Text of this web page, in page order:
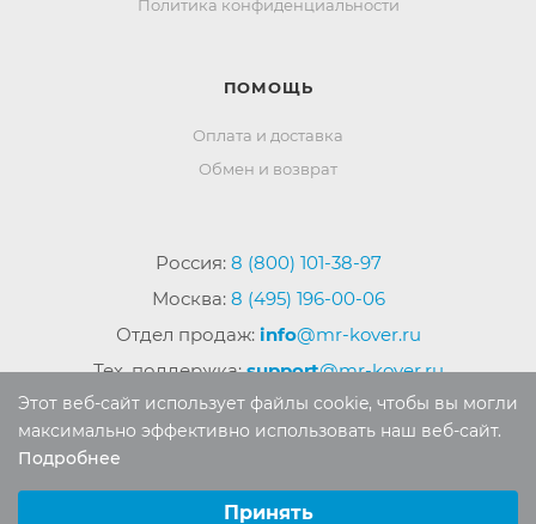
Политика конфиденциальности
ПОМОЩЬ
Оплата и доставка
Обмен и возврат
Россия: 8 (800) 101-38-97
Москва: 8 (495) 196-00-06
Отдел продаж: info@mr-kover.ru
Тех. поддержка:support@mr-kover.ru
Авторские права защищены. Воспроизведение
Этот веб-сайт использует файлы cookie, чтобы вы могли
максимально эффективно использовать наш веб-сайт.
Подробнее
Принять